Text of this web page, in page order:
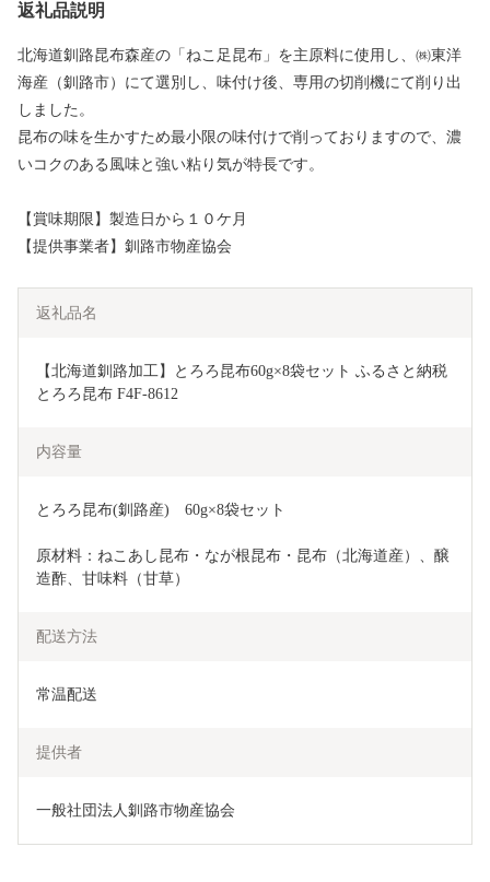
返礼品説明
北海道釧路昆布森産の「ねこ足昆布」を主原料に使用し、㈱東洋
海産（釧路市）にて選別し、味付け後、専用の切削機にて削り出
しました。
昆布の味を生かすため最小限の味付けで削っておりますので、濃
いコクのある風味と強い粘り気が特長です。
【賞味期限】製造日から１０ケ月
【提供事業者】釧路市物産協会
返礼品名
【北海道釧路加工】とろろ昆布60g×8袋セット ふるさと納税
とろろ昆布 F4F-8612
内容量
とろろ昆布(釧路産)　60g×8袋セット
原材料：ねこあし昆布・なが根昆布・昆布（北海道産）、醸
造酢、甘味料（甘草）
配送方法
常温配送
提供者
一般社団法人釧路市物産協会